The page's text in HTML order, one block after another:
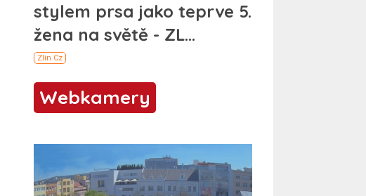
Webkamery